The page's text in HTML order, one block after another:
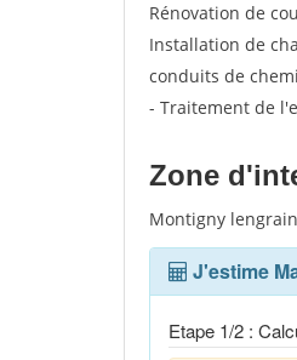
Rénovation de
Installation de
conduits de
- Traitement de
Zone
Montigny